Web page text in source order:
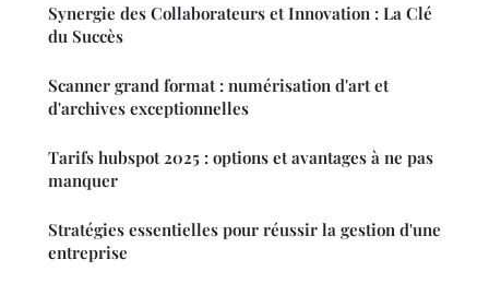
Synergie des Collaborateurs et Innovation : La Clé
du Succès
Scanner grand format : numérisation d'art et
d'archives exceptionnelles
Tarifs hubspot 2025 : options et avantages à ne pas
manquer
Stratégies essentielles pour réussir la gestion d'une
entreprise